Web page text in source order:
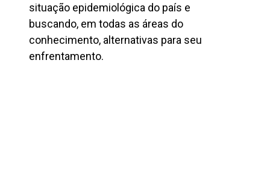
situação epidemiológica do país e
buscando, em todas as áreas do
conhecimento, alternativas para seu
enfrentamento.